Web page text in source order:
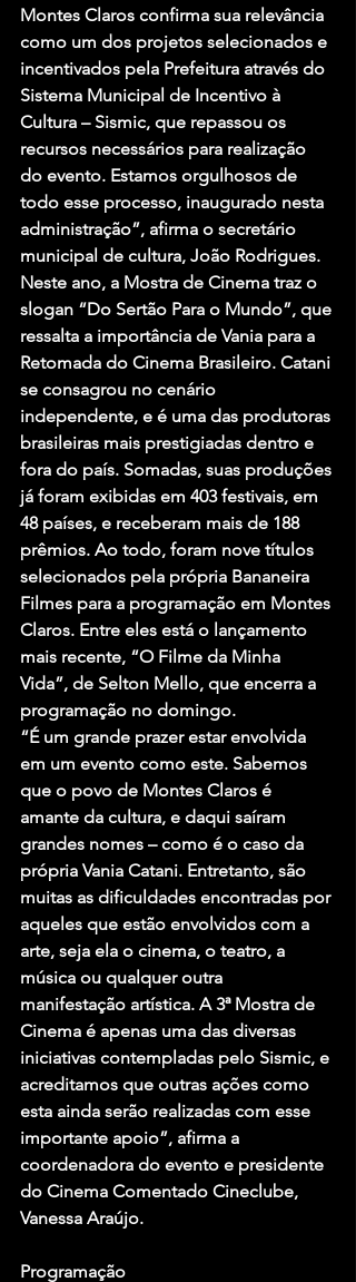
Montes Claros confirma sua relevância
como um dos projetos selecionados e
incentivados pela Prefeitura através do
Sistema Municipal de Incentivo à
Cultura – Sismic, que repassou os
recursos necessários para realização
do evento. Estamos orgulhosos de
todo esse processo, inaugurado nesta
administração”, afirma o secretário
municipal de cultura, João Rodrigues.
Neste ano, a Mostra de Cinema traz o
slogan “Do Sertão Para o Mundo”, que
ressalta a importância de Vania para a
Retomada do Cinema Brasileiro. Catani
se consagrou no cenário
independente, e é uma das produtoras
brasileiras mais prestigiadas dentro e
fora do país. Somadas, suas produções
já foram exibidas em 403 festivais, em
48 países, e receberam mais de 188
prêmios. Ao todo, foram nove títulos
selecionados pela própria Bananeira
Filmes para a programação em Montes
Claros. Entre eles está o lançamento
mais recente, “O Filme da Minha
Vida”, de Selton Mello, que encerra a
programação no domingo.
“É um grande prazer estar envolvida
em um evento como este. Sabemos
que o povo de Montes Claros é
amante da cultura, e daqui saíram
grandes nomes – como é o caso da
própria Vania Catani. Entretanto, são
muitas as dificuldades encontradas por
aqueles que estão envolvidos com a
arte, seja ela o cinema, o teatro, a
música ou qualquer outra
manifestação artística. A 3ª Mostra de
Cinema é apenas uma das diversas
iniciativas contempladas pelo Sismic, e
acreditamos que outras ações como
esta ainda serão realizadas com esse
importante apoio”, afirma a
coordenadora do evento e presidente
do Cinema Comentado Cineclube,
Vanessa Araújo.
Programação